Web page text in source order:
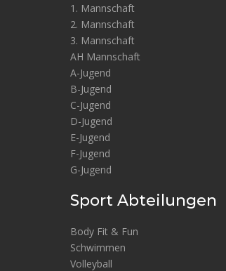
1. Mannschaft
2. Mannschaft
3. Mannschaft
AH Mannschaft
A-Jugend
B-Jugend
C-Jugend
D-Jugend
E-Jugend
F-Jugend
G-Jugend
Sport Abteilungen
Body Fit & Fun
Schwimmen
Volleyball